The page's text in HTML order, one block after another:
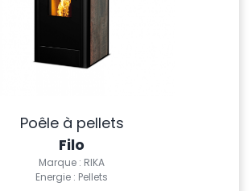
Poêle à pellets
Filo
Marque : RIKA
Energie : Pellets